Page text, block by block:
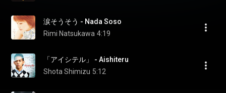
涙そうそう - Nada Soso
Rimi Natsukawa 4:19
「アイシテル」 - Aishiteru
Shota Shimizu 5:12